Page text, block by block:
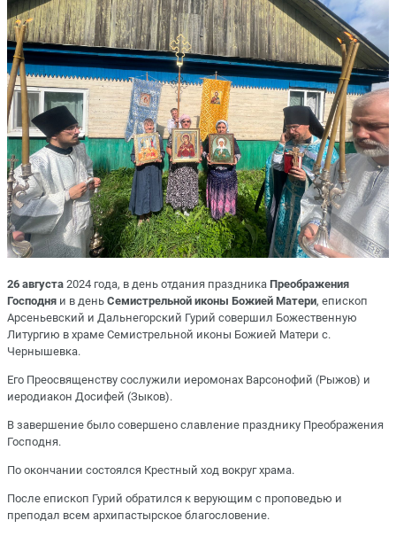
26 августа 2024 года, в день отдания праздника Преображения
Господня и в день Семистрельной иконы Божией Матери, епископ
Арсеньевский и Дальнегорский Гурий совершил Божественную
Литургию в храме Семистрельной иконы Божией Матери с.
Чернышевка.
Его Преосвященству сослужили иеромонах Варсонофий (Рыжов) и
иеродиакон Досифей (Зыков).
В завершение было совершено славление празднику Преображения
Господня.
По окончании состоялся Крестный ход вокруг храма.
После епископ Гурий обратился к верующим с проповедью и
преподал всем архипастырское благословение.